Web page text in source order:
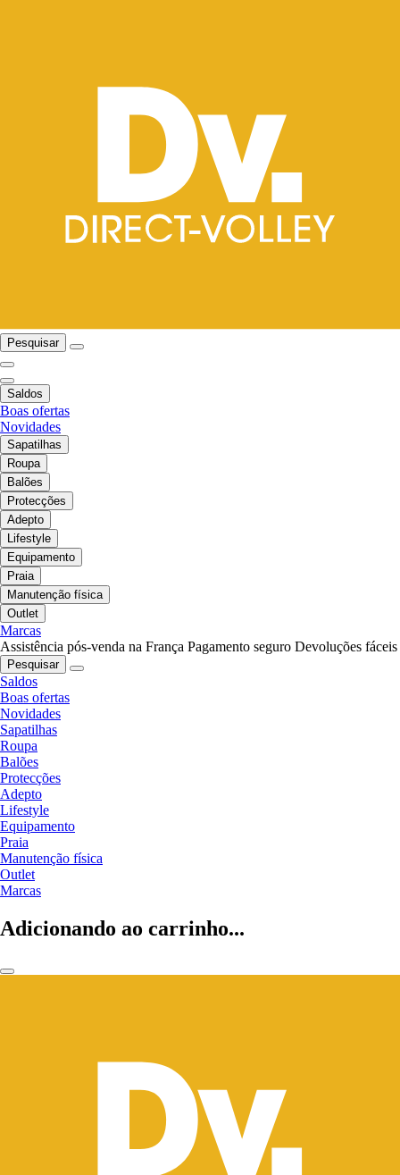
Pesquisar
Saldos
Boas ofertas
Novidades
Sapatilhas
Roupa
Balões
Protecções
Adepto
Lifestyle
Equipamento
Praia
Manutenção física
Outlet
Marcas
Assistência pós-venda na França Pagamento seguro Devoluções fáceis
Pesquisar
Saldos
Boas ofertas
Novidades
Sapatilhas
Roupa
Balões
Protecções
Adepto
Lifestyle
Equipamento
Praia
Manutenção física
Outlet
Marcas
Adicionando ao carrinho...